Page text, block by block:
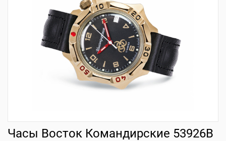
Часы Восток Командирские 53926B